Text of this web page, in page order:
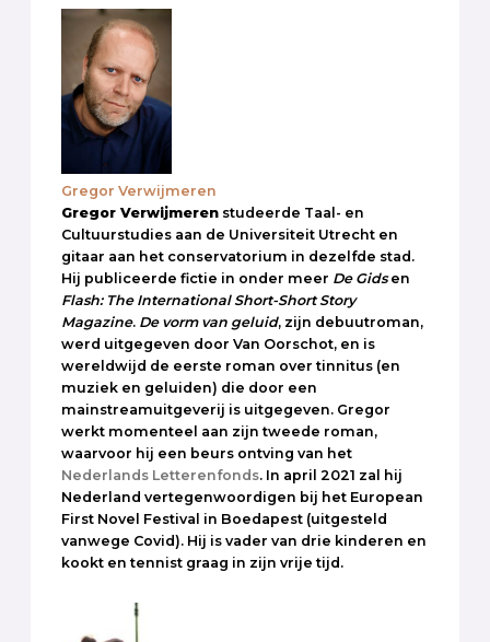
Gregor Verwijmeren
Gregor Verwijmeren studeerde Taal- en
Cultuurstudies aan de Universiteit Utrecht en
gitaar aan het conservatorium in dezelfde stad.
Hij publiceerde fictie in onder meer De Gidsen
Flash: The International Short-Short Story
Magazine. De vorm van geluid, zijn debuutroman,
werd uitgegeven door Van Oorschot, en is
wereldwijd de eerste roman over tinnitus (en
muziek en geluiden) die door een
mainstreamuitgeverij is uitgegeven. Gregor
werkt momenteel aan zijn tweede roman,
waarvoor hij een beurs ontving van het
Nederlands Letterenfonds. In april 2021 zal hij
Nederland vertegenwoordigen bij het European
First Novel Festival in Boedapest (uitgesteld
vanwege Covid). Hij is vader van drie kinderen en
kookt en tennist graag in zijn vrije tijd.